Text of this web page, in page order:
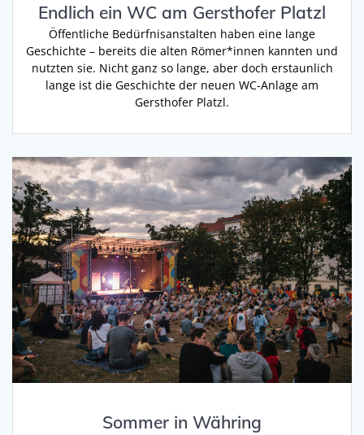
Endlich ein WC am Gersthofer Platzl
Öffentliche Bedürfnisanstalten haben eine lange
Geschichte – bereits die alten Römer*innen kannten und
nutzten sie. Nicht ganz so lange, aber doch erstaunlich
lange ist die Geschichte der neuen WC-Anlage am
Gersthofer Platzl.
Sommer in Währing